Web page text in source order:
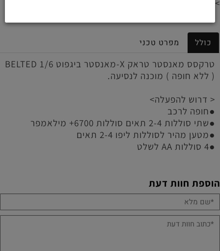
>
כולל
מפרט טכני
טרקסס מאנסטר טראק X-מאנסטר ביגפוט 1/6 BELTED
( ללא חופה ) מוכנה לנסיעה.
< דרוש להפעלה>
●חופה לרכב
●שתי סוללות 2-4 תאים סוללות 6700+ מילאמפר
●מטען מהיר לסוללות ליפו 2-4 תאים
●4 סוללות AA לשלט
הוספת חוות דעת